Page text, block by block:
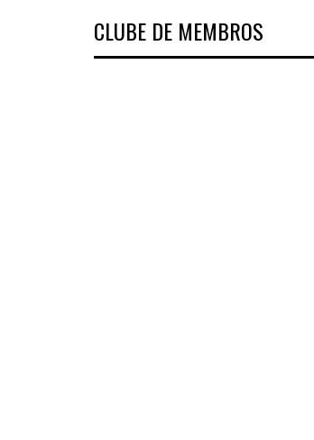
CLUBE DE MEMBROS